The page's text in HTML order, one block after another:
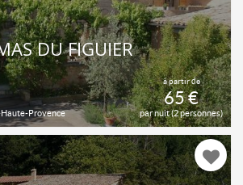
à partir de
65 €
par nuit (2 personnes)
MAS DU FIGUIER
Provence